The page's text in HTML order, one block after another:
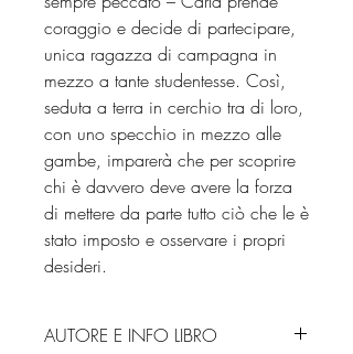
coraggio e decide di partecipare,
unica ragazza di campagna in
mezzo a tante studentesse. Così,
seduta a terra in cerchio tra di loro,
con uno specchio in mezzo alle
gambe, imparerà che per scoprire
chi è davvero deve avere la forza
di mettere da parte tutto ciò che le è
stato imposto e osservare i propri
desideri.
AUTORE E INFO LIBRO